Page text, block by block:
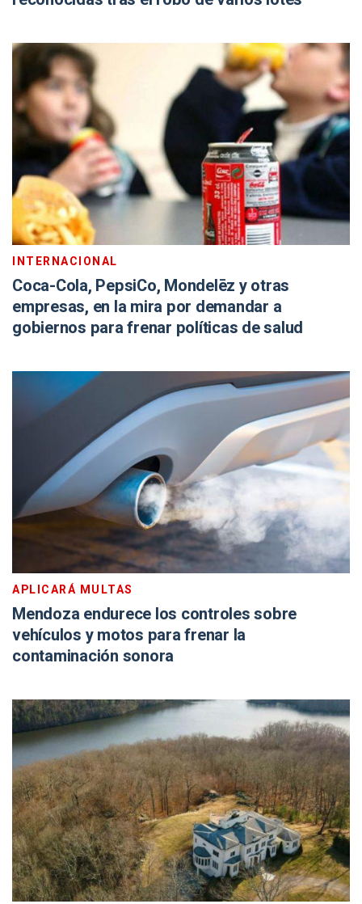
INTERNACIONAL
Coca-Cola, PepsiCo, Mondelēz y otras
empresas, en la mira por demandar a
gobiernos para frenar políticas de salud
APLICARÁ MULTAS
Mendoza endurece los controles sobre
vehículos y motos para frenar la
contaminación sonora